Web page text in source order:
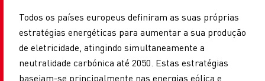
Todos os países europeus definiram as suas próprias
estratégias energéticas para aumentar a sua produção
de eletricidade, atingindo simultaneamente a
neutralidade carbónica até 2050. Estas estratégias
baseiam-se principalmente nas energias eólica e